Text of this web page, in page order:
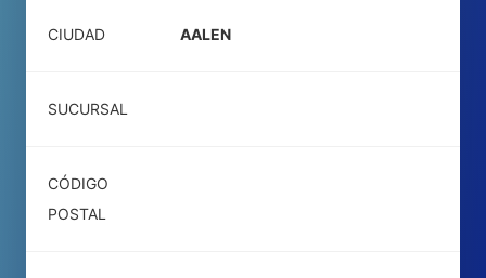
CIUDAD AALEN
SUCURSAL
CÓDIGO
POSTAL